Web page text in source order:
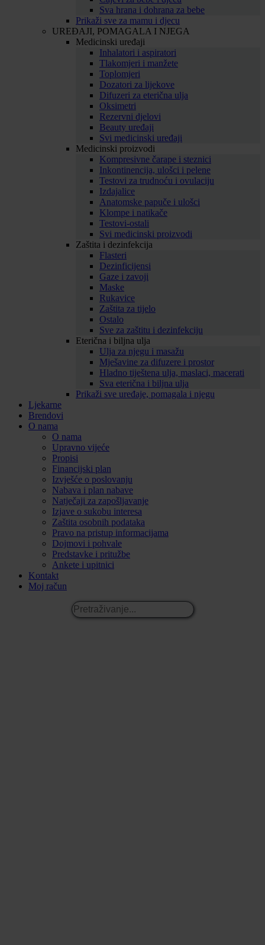
Sva hrana i dohrana za bebe
Prikaži sve za mamu i djecu
UREĐAJI, POMAGALA I NJEGA
Medicinski uređaji
Inhalatori i aspiratori
Tlakomjeri i manžete
Toplomjeri
Dozatori za lijekove
Difuzeri za eterična ulja
Oksimetri
Rezervni djelovi
Beauty uređaji
Svi medicinski uređaji
Medicinski proizvodi
Kompresivne čarape i steznici
Inkontinencija, ulošci i pelene
Testovi za trudnoću i ovulaciju
Izdajalice
Anatomske papuče i ulošci
Klompe i natikače
Testovi-ostali
Svi medicinski proizvodi
Zaštita i dezinfekcija
Flasteri
Dezinficijensi
Gaze i zavoji
Maske
Rukavice
Zaštita za tijelo
Ostalo
Sve za zaštitu i dezinfekciju
Eterična i biljna ulja
Ulja za njegu i masažu
Mješavine za difuzere i prostor
Hladno tiještena ulja, maslaci, macerati
Sva eterična i biljna ulja
Prikaži sve uređaje, pomagala i njegu
Ljekarne
Brendovi
O nama
O nama
Upravno vijeće
Propisi
Financijski plan
Izvješće o poslovanju
Nabava i plan nabave
Natječaji za zapošljavanje
Izjave o sukobu interesa
Zaštita osobnih podataka
Pravo na pristup informacijama
Dojmovi i pohvale
Predstavke i pritužbe
Ankete i upitnici
Kontakt
Moj račun
Pretraživanje...